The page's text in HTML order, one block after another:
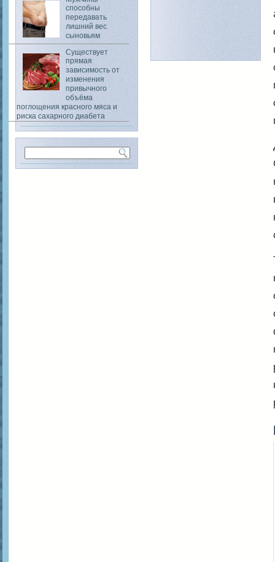
способны
передавать
лишний вес
сыновьям
Существует
прямая
зависимость от
изменения
привычного
объёма
поглощения красного мяса и
риска сахарного диабета